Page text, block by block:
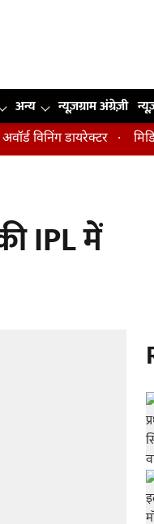
अन्य न्यूज़ग्राम अंग्रेज़ी
डायरेक्टर मिडिल
IPL में